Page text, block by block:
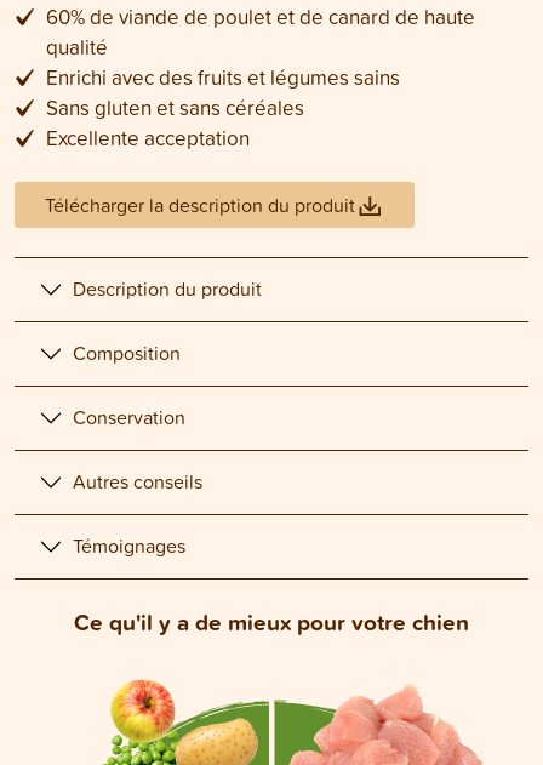
60% de viande de poulet et de canard de haute
qualité
Enrichi avec des fruits et légumes sains
Sans gluten et sans céréales
Excellente acceptation
Télécharger la description du produit
Description du produit
Composition
Conservation
Autres conseils
Témoignages
Ce qu'il y a de mieux pour votre chien